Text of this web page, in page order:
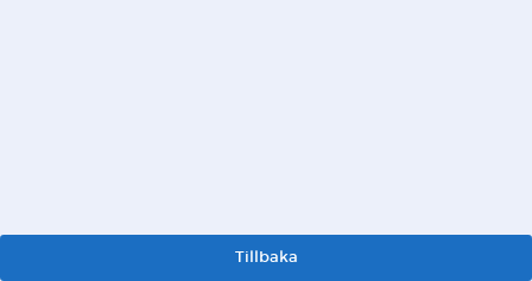
Tillbaka